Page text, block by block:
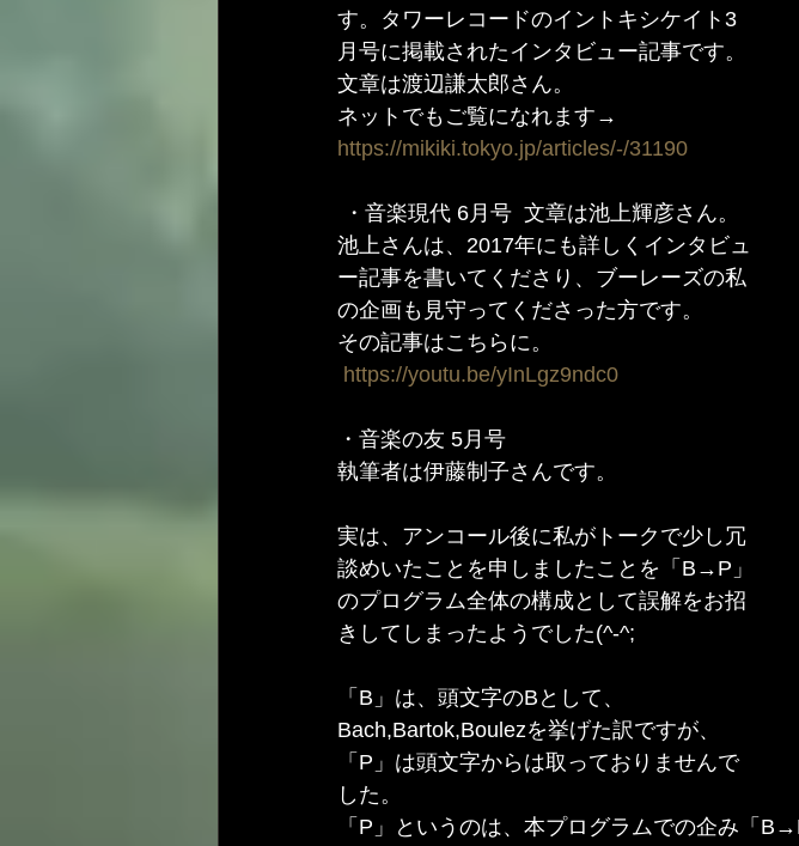
す。タワーレコードのイントキシケイト3
月号に掲載されたインタビュー記事です。
文章は渡辺謙太郎さん。
ネットでもご覧になれます→
https://mikiki.tokyo.jp/articles/-/31190
池上さんは、2017年にも詳しくインタビュ
ー記事を書いてくださり、ブーレーズの私
の企画も見守ってくださった方です。
その記事はこちらに。
https://youtu.be/yInLgz9ndc0
・音楽の友 5月号
執筆者は伊藤制子さんです。
実は、アンコール後に私がトークで少し冗
談めいたことを申しましたことを「B→P」
のプログラム全体の構成として誤解をお招
きしてしまったようでした(^-^;
「B」は、頭文字のBとして、
Bach,Bartok,Boulezを挙げた訳ですが、
「P」は頭文字からは取っておりませんで
した。
「P」というのは、本プログラムでの企み「